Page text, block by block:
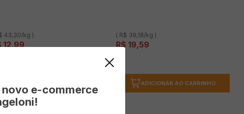
43,30/kg )
12,99
( R$ 39,18/kg )
R$ 19,59
ADICIONAR AO CARRINHO
e-commerce